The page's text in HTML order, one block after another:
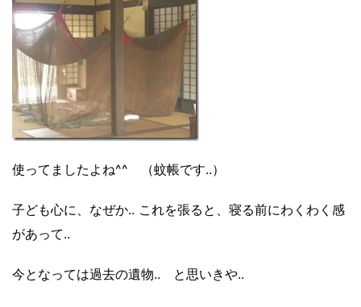
使ってましたよね^^ （蚊帳です..）
子ども心に、なぜか.. これを張ると、寝る前にわくわく感
があって..
今となっては過去の遺物.. と思いきや..